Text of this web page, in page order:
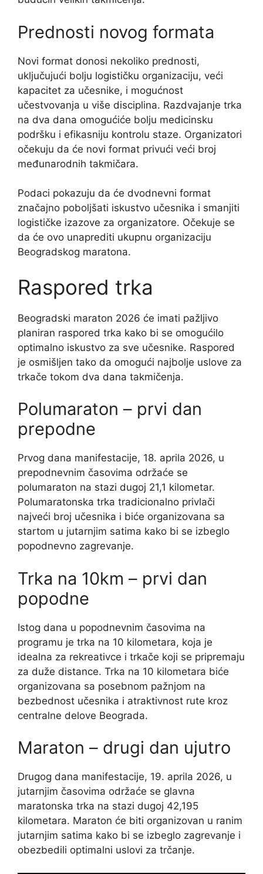
Prednosti novog formata
Novi format donosi nekoliko prednosti,
uključujući bolju logističku organizaciju, veći
kapacitet za učesnike, i mogućnost
učestvovanja u više disciplina. Razdvajanje trka
na dva dana omogućiće bolju medicinsku
podršku i efikasniju kontrolu staze. Organizatori
očekuju da će novi format privući veći broj
međunarodnih takmičara.
Podaci pokazuju da će dvodnevni format
značajno poboljšati iskustvo učesnika i smanjiti
logističke izazove za organizatore. Očekuje se
da će ovo unaprediti ukupnu organizaciju
Beogradskog maratona.
Raspored trka
Beogradski maraton 2026 će imati pažljivo
planiran raspored trka kako bi se omogućilo
optimalno iskustvo za sve učesnike. Raspored
je osmišljen tako da omogući najbolje uslove za
trkače tokom dva dana takmičenja.
Polumaraton – prvi dan
prepodne
Prvog dana manifestacije, 18. aprila 2026, u
prepodnevnim časovima održaće se
polumaraton na stazi dugoj 21,1 kilometar.
Polumaratonska trka tradicionalno privlači
najveći broj učesnika i biće organizovana sa
startom u jutarnjim satima kako bi se izbeglo
popodnevno zagrevanje.
Trka na 10km – prvi dan
popodne
Istog dana u popodnevnim časovima na
programu je trka na 10 kilometara, koja je
idealna za rekreativce i trkače koji se pripremaju
za duže distance. Trka na 10 kilometara biće
organizovana sa posebnom pažnjom na
bezbednost učesnika i atraktivnost rute kroz
centralne delove Beograda.
Maraton – drugi dan ujutro
Drugog dana manifestacije, 19. aprila 2026, u
jutarnjim časovima održaće se glavna
maratonska trka na stazi dugoj 42,195
kilometara. Maraton će biti organizovan u ranim
jutarnjim satima kako bi se izbeglo zagrevanje i
obezbedili optimalni uslovi za trčanje.